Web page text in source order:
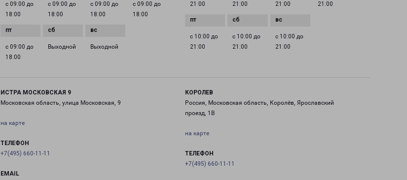
с 09:00 до
18:00
с 09:00 до
18:00
с 09:00 до
18:00
с 09:00 до
18:00
с 09:00 до
18:00
Выходной Выходной
21:00
21:00
21:00
21:00
с 10:00 до
21:00
с 10:00 до
21:00
с 10:00 до
21:00
ИСТРА МОСКОВСКАЯ 9
Московская область, улица Московская, 9
на карте
ТЕЛЕФОН
+7(495) 660-11-11
EMAIL
КОРОЛЕВ
Россия, Московская область, Королёв, Ярославский
проезд, 1В
на карте
ТЕЛЕФОН
+7(495) 660-11-11